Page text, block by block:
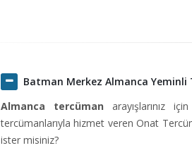
Batman Merkez Almanca Yeminli
Almanca tercüman arayışlarınız
tercümanlarıyla hizmet veren Onat
ister misiniz?